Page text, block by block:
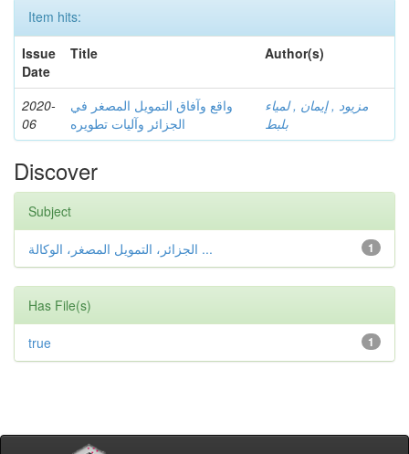
Item hits:
Issue
Date
Title Author(s)
2020-
06
واقع وآفاق التمويل المصغر في
الجزائر وآليات تطويره
مزيود , إيمان , لمياء
بلبط
Discover
Subject
1 الجزائر، التمويل المصغر، الوكالة ...
Has File(s)
1
true